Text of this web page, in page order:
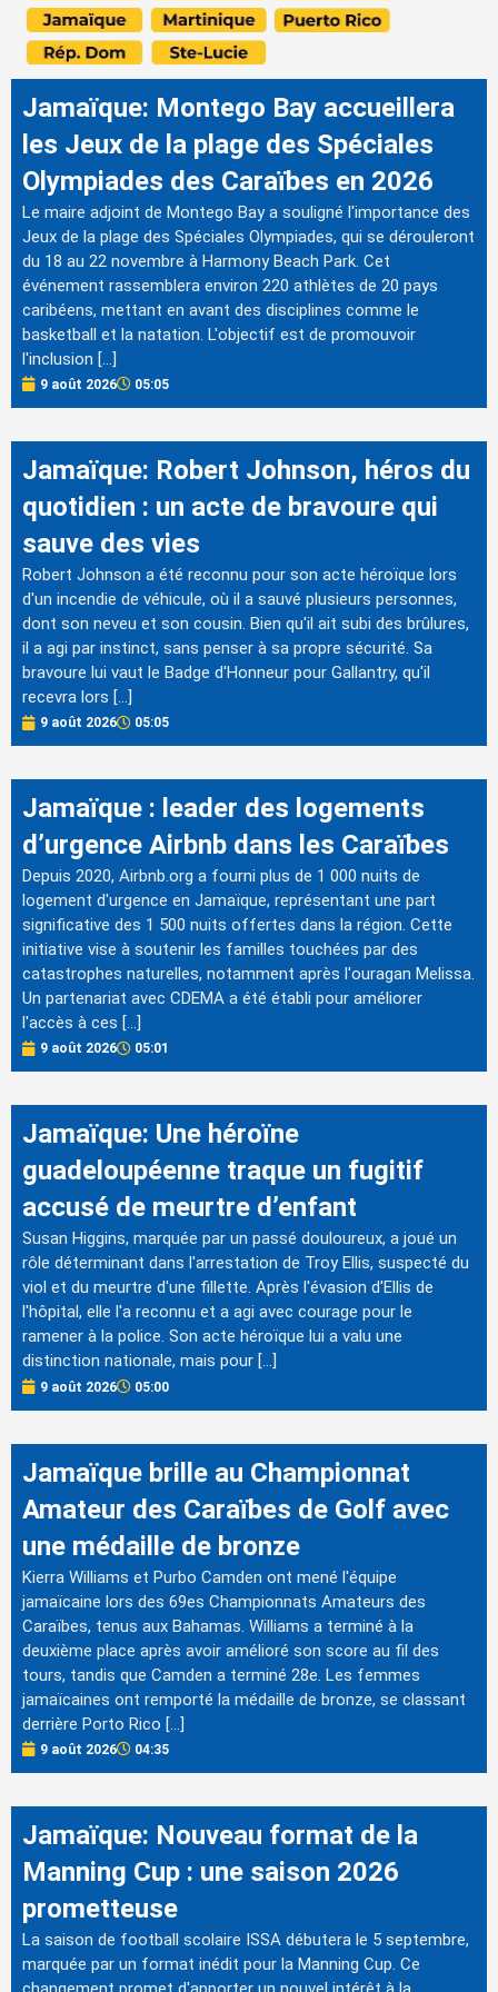
Jamaïque: Montego Bay accueillera
les Jeux de la plage des Spéciales
Olympiades des Caraïbes en 2026
Le maire adjoint de Montego Bay a souligné l'importance des
Jeux de la plage des Spéciales Olympiades, qui se dérouleront
du 18 au 22 novembre à Harmony Beach Park. Cet
événement rassemblera environ 220 athlètes de 20 pays
caribéens, mettant en avant des disciplines comme le
basketball et la natation. L'objectif est de promouvoir
l'inclusion […]
9 août 2026 05:05
Jamaïque: Robert Johnson, héros du
quotidien : un acte de bravoure qui
sauve des vies
Robert Johnson a été reconnu pour son acte héroïque lors
d'un incendie de véhicule, où il a sauvé plusieurs personnes,
dont son neveu et son cousin. Bien qu'il ait subi des brûlures,
il a agi par instinct, sans penser à sa propre sécurité. Sa
bravoure lui vaut le Badge d'Honneur pour Gallantry, qu'il
recevra lors […]
9 août 2026 05:05
Jamaïque : leader des logements
d’urgence Airbnb dans les Caraïbes
Depuis 2020, Airbnb.org a fourni plus de 1 000 nuits de
logement d'urgence en Jamaïque, représentant une part
significative des 1 500 nuits offertes dans la région. Cette
initiative vise à soutenir les familles touchées par des
catastrophes naturelles, notamment après l'ouragan Melissa.
Un partenariat avec CDEMA a été établi pour améliorer
l'accès à ces […]
9 août 2026 05:01
Jamaïque: Une héroïne
guadeloupéenne traque un fugitif
accusé de meurtre d’enfant
Susan Higgins, marquée par un passé douloureux, a joué un
rôle déterminant dans l'arrestation de Troy Ellis, suspecté du
viol et du meurtre d'une fillette. Après l'évasion d'Ellis de
l'hôpital, elle l'a reconnu et a agi avec courage pour le
ramener à la police. Son acte héroïque lui a valu une
distinction nationale, mais pour […]
9 août 2026 05:00
Jamaïque brille au Championnat
Amateur des Caraïbes de Golf avec
une médaille de bronze
Kierra Williams et Purbo Camden ont mené l'équipe
jamaïcaine lors des 69es Championnats Amateurs des
Caraïbes, tenus aux Bahamas. Williams a terminé à la
deuxième place après avoir amélioré son score au fil des
tours, tandis que Camden a terminé 28e. Les femmes
jamaïcaines ont remporté la médaille de bronze, se classant
derrière Porto Rico […]
9 août 2026 04:35
Jamaïque: Nouveau format de la
Manning Cup : une saison 2026
prometteuse
La saison de football scolaire ISSA débutera le 5 septembre,
marquée par un format inédit pour la Manning Cup. Ce